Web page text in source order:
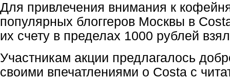
Для привлечения внимания к
популярных блоггеров Москвы в
их счету в пределах 1000 рублей
Участникам акции предлагалось
своими впечатлениями о Costa с